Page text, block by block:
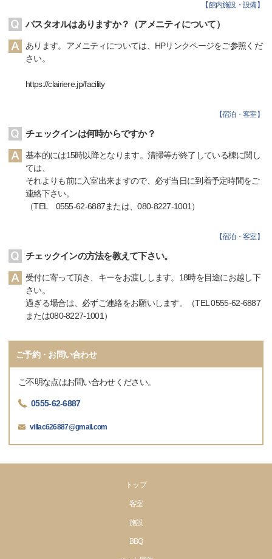
【館内施設・設備】
バスタオルはありますか？（アメニティについて）
あります。アメニティについては、HPリンクページをご参照くだ
さい。
https://clairiere.jp/facility
【宿泊・客室】
チェックインは何時からですか？
基本的には15時以降となります。清掃等が終了している棟に関し
ては、
それよりも前に入室出来ますので、必ず当日に到着予定時間をご
連絡下さい。
（TEL 0555-62-6887または、080-8227-1001）
【宿泊・客室】
チェックインの方法を教えて下さい。
受付に寄って頂き、キーをお渡しします。18時を目途にお越し下
さい。
過ぎる場合は、必ずご連絡をお願いします。（TEL 0555-62-6887
または080-8227-1001）
ご予約・お問い合わせ
ご不明な点はお問い合わせください。
0555-62-6887
villac626887@gmail.com
トップ
客室
施設
BBQ